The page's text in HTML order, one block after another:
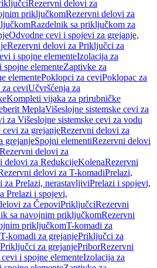
Rezervni delovi za
priključkomRezervni delovi za
Razdelnik sa priključkom za
Odvodne cevi i spojevi za grejanje,
Rezervni delovi za Priključci za
i spojne elementeIzolacija za
elementeZaptivke za
elementePoklopci za ceviPoklopac za
ceviUčvršćenja za
Kompleti vijaka za prirubničke
MeplaVišeslojne sistemske cevi za
za Višeslojne sistemske cevi za vodu
cevi za grejanjeRezervni delovi za
grejanjeSpojni elementiRezervni delovi
Rezervni delovi za
delovi za RedukcijeKolenaRezervni
delovi za T-komadiPrelazi,
za Prelazi, nerastavljiviPrelazi i spojevi,
Prelazi i spojevi,
za ČepoviPriključciRezervni
sa navojnim priključkomRezervni
priključkomT-komadi za
komadi za grejanjePriključci za
za grejanjePriborRezervni
i spojne elementeIzolacija za